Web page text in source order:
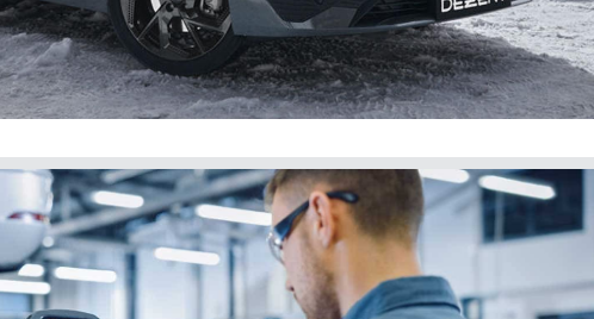
CORSA C Van
Corsa-C-VAN
desde 2000.09
4/100.00
CORSA B Caravan
desde 1997.01
CORSA B Van
CORSA-B-LFW
desde 1996.01
4/100.00
CORSA B
CORSA-B;S93
desde 1993.03
4/100.00